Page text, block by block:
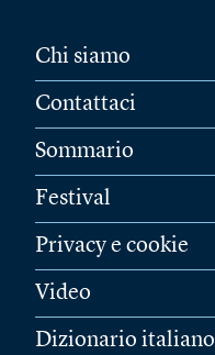
Chi siamo
Contattaci
Sommario
Festival
Privacy e cookie
Video
Dizionario italiano